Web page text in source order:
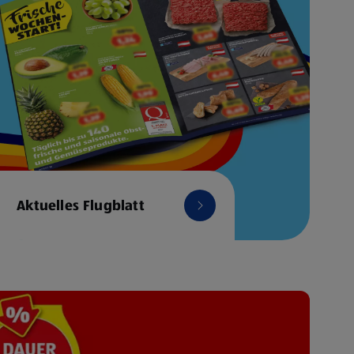
Aktuelles Flugblatt